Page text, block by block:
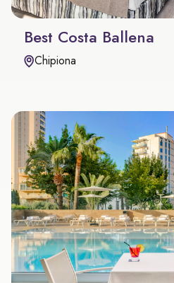
Best Costa Ballena
Chipiona